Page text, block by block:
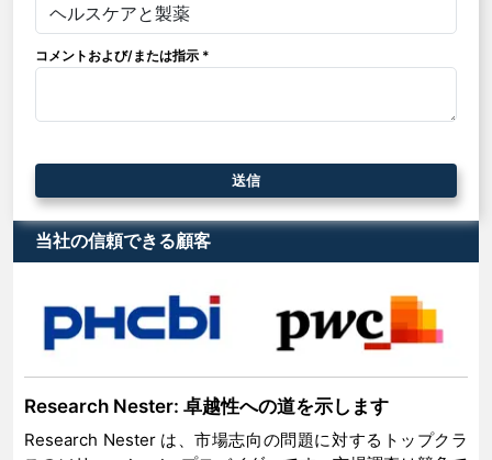
コメントおよび/または指示 *
当社の信頼できる顧客
Research Nester: 卓越性への道を示します
Research Nester は、市場志向の問題に対するトップクラ